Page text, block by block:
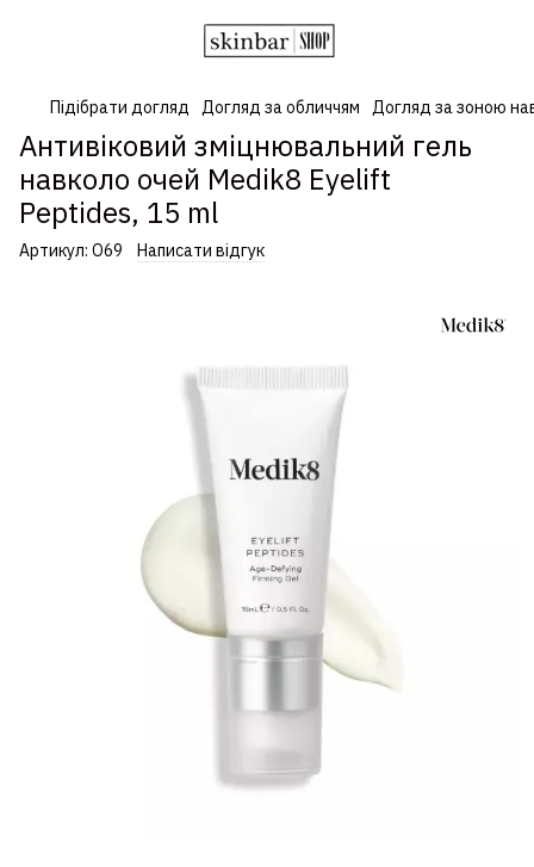
Підібрати догляд Догляд за обличчям Догляд за зоною
Антивіковий зміцнювальний гель
навколо очей Medik8 Eyelift
Peptides, 15 ml
Артикул: О69 Написати відгук